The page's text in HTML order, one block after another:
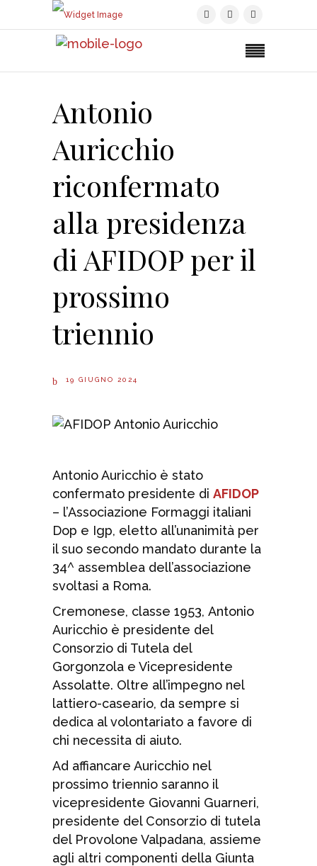
Antonio
Auricchio
riconfermato
alla presidenza
di AFIDOP per il
prossimo
triennio
19 GIUGNO 2024
Antonio Auricchio è stato
confermato presidente di AFIDOP
– l’Associazione Formaggi italiani
Dop e Igp, eletto all’unanimità per
il suo secondo mandato durante la
34^ assemblea dell’associazione
svoltasi a Roma.
Cremonese, classe 1953, Antonio
Auricchio è presidente del
Consorzio di Tutela del
Gorgonzola e Vicepresidente
Assolatte. Oltre all’impegno nel
lattiero-caseario, da sempre si
dedica al volontariato a favore di
chi necessita di aiuto.
Ad affiancare Auricchio nel
prossimo triennio saranno il
vicepresidente Giovanni Guarneri,
presidente del Consorzio di tutela
del Provolone Valpadana, assieme
agli altri componenti della Giunta